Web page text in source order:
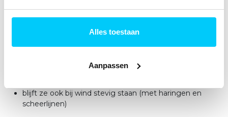
Alles toestaan
Aanpassen
Je hoeft alleen een stopcontact te hebben. Binnen5
Sterk pvc en bestand tegen Hollands weer
De Sarah ouwe doos is gemaakt vandik en stevig pvc
blijft ze ook bij wind stevig staan (met haringen en
scheerlijnen)